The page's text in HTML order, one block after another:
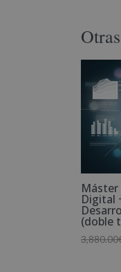
Digital
(doble
3,880.00